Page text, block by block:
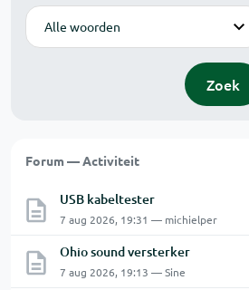
Modus
Zoek
Forum — Activiteit
USB kabeltester
7 aug 2026, 19:31 — michielper
Ohio sound versterker
7 aug 2026, 19:13 — Sine